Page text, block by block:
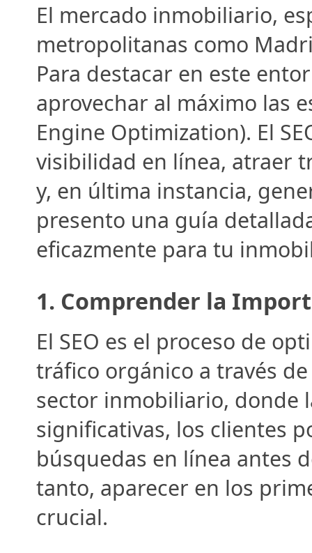
El mercado inmobiliario,
metropolitanas como
Para destacar en este
aprovechar al máximo las
Engine Optimization). El
visibilidad en línea, atraer
y, en última instancia,
presento una guía
eficazmente para tu
1. Comprender la
El SEO es el proceso de
tráfico orgánico a través
sector inmobiliario, donde
significativas, los clientes
búsquedas en línea antes
tanto, aparecer en los
crucial.